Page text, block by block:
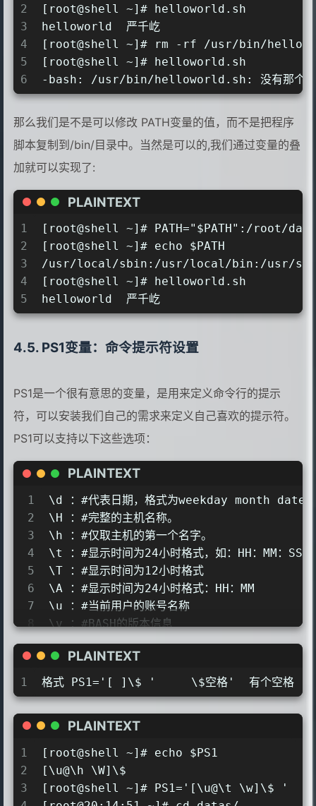
2
3
4
5
6
[root@shell ~]# helloworld.sh
helloworld  严千屹
[root@shell ~]# rm -rf /usr/bin/
[root@shell ~]# helloworld.sh
-bash: /usr/bin/helloworld.sh: 没有那个文
那么我们是不是可以修改 PATH变量的值，而不是把程序
脚本复制到/bin/目录中。当然是可以的,我们通过变量的叠
加就可以实现了:
PLAINTEXT
1
2
3
4
5
[root@shell ~]# PATH="$PATH":/root/
[root@shell ~]# echo $PATH
/usr/local/sbin:/usr/local/bin:/usr/
[root@shell ~]# helloworld.sh
helloworld  严千屹
PS1变量：命令提示符设置
PS1是一个很有意思的变量，是用来定义命令行的提示
符，可以安装我们自己的需求来定义自己喜欢的提示符。
PS1可以支持以下这些选项：
PLAINTEXT
1
2
3
4
5
6
7
8
9
10
11
12
\d ：#代表日期，格式为weekday month
\H ：#完整的主机名称。
\h ：#仅取主机的第一个名字。
\t ：#显示时间为24小时格式，如：HH：MM：
\T ：#显示时间为12小时格式
\A ：#显示时间为24小时格式：HH：MM
\u ：#当前用户的账号名称
\v ：#BASH的版本信息
\w ：#完整的工作目录名称。家目录会以 ~代替
\W ：#利用basename取得工作目录名称，所以只
\# ：#下达的第几个命令
\$ ：#提示字符，如果是root时，提示符为：#
PLAINTEXT
1 格式 PS1='[ ]\$ '     \$空格'  有个空格  一
PLAINTEXT
1
2
3
[root@shell ~]# echo $PS1
[\u@\h \W]\$
[root@shell ~]# PS1='[\u@\t \w]\$ '